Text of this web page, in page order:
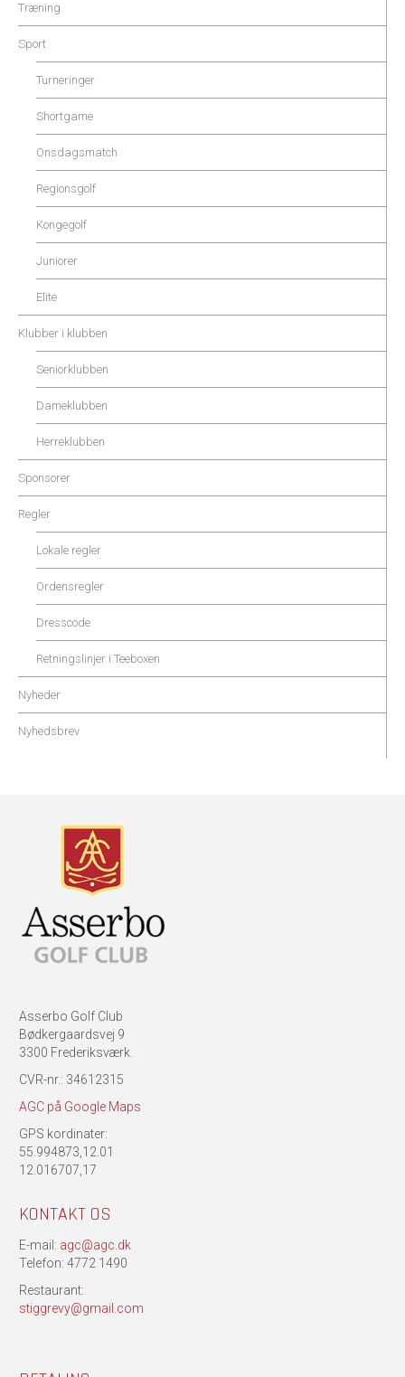
Træning
Sport
Turneringer
Shortgame
Onsdagsmatch
Regionsgolf
Kongegolf
Juniorer
Elite
Klubber i klubben
Seniorklubben
Dameklubben
Herreklubben
Sponsorer
Regler
Lokale regler
Ordensregler
Dresscode
Retningslinjer i Teeboxen
Nyheder
Nyhedsbrev
Asserbo Golf Club
Bødkergaardsvej 9
3300 Frederiksværk.
CVR-nr.: 34612315
AGC på Google Maps
GPS kordinater:
55.994873,12.01
12.016707,17
KONTAKT OS
E-mail: agc@agc.dk
Telefon: 4772 1490
Restaurant:
stiggrevy@gmail.com